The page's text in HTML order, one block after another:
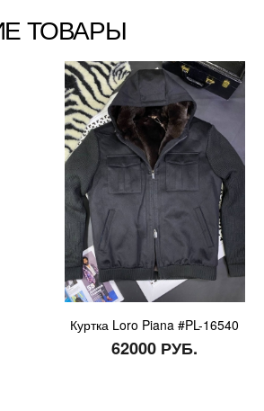
ТОВАРЫ
Куртка Loro Piana #PL-16540
62000 РУБ.